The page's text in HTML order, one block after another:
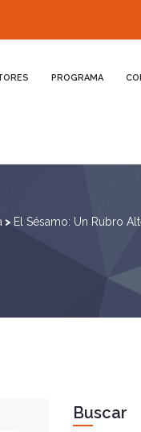
PROGRAMA
> El Sésamo: Un Rubro
Buscar